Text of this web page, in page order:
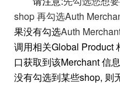
shop 再勾选Auth
果没有勾选Auth
调用相关Global Product
口获取到该Merchant 信
没有勾选到某些shop, 则